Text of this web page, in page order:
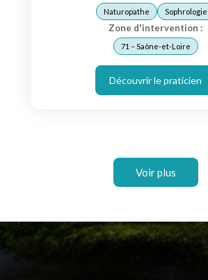
Naturopathe Sophrologie
Zone d'intervention :
71 – Saône-et-Loire
Découvrir le praticien
Voir plus